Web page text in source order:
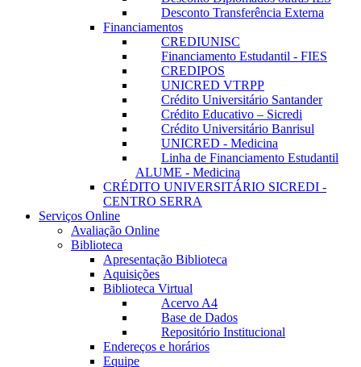
Desconto Transferência Externa
Financiamentos
CREDIUNISC
Financiamento Estudantil - FIES
CREDIPOS
UNICRED VTRPP
Crédito Universitário Santander
Crédito Educativo – Sicredi
Crédito Universitário Banrisul
UNICRED - Medicina
Linha de Financiamento Estudantil
ALUME - Medicina
CRÉDITO UNIVERSITÁRIO SICREDI -
CENTRO SERRA
Serviços Online
Avaliação Online
Biblioteca
Apresentação Biblioteca
Aquisições
Biblioteca Virtual
Acervo A4
Base de Dados
Repositório Institucional
Endereços e horários
Equipe